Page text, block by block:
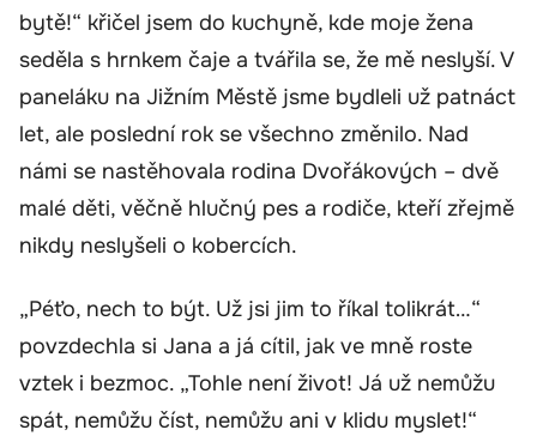
bytě!“ křičel jsem do kuchyně, kde moje žena
seděla s hrnkem čaje a tvářila se, že mě neslyší. V
paneláku na Jižním Městě jsme bydleli už patnáct
let, ale poslední rok se všechno změnilo. Nad
námi se nastěhovala rodina Dvořákových – dvě
malé děti, věčně hlučný pes a rodiče, kteří zřejmě
nikdy neslyšeli o kobercích.
„Péťo, nech to být. Už jsi jim to říkal tolikrát…“
povzdechla si Jana a já cítil, jak ve mně roste
vztek i bezmoc. „Tohle není život! Já už nemůžu
spát, nemůžu číst, nemůžu ani v klidu myslet!“